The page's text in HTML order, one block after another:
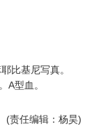
基尼写真。
A型血。
(责任编辑：杨昊)